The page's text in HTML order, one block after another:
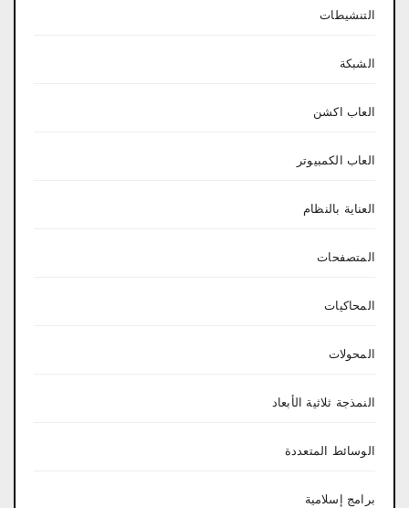
التنشيطات
الشبكة
العاب اكشن
العاب الكمبيوتر
العناية بالنظام
المتصفحات
المحاكيات
المحولات
النمذجة ثلاثية الأبعاد
الوسائط المتعددة
برامج إسلامية